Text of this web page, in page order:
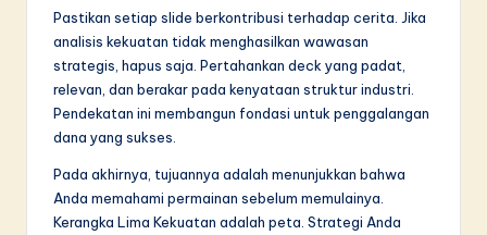
Pastikan setiap slide berkontribusi terhadap cerita. Jika
analisis kekuatan tidak menghasilkan wawasan
strategis, hapus saja. Pertahankan deck yang padat,
relevan, dan berakar pada kenyataan struktur industri.
Pendekatan ini membangun fondasi untuk penggalangan
dana yang sukses.
Pada akhirnya, tujuannya adalah menunjukkan bahwa
Anda memahami permainan sebelum memulainya.
Kerangka Lima Kekuatan adalah peta. Strategi Anda